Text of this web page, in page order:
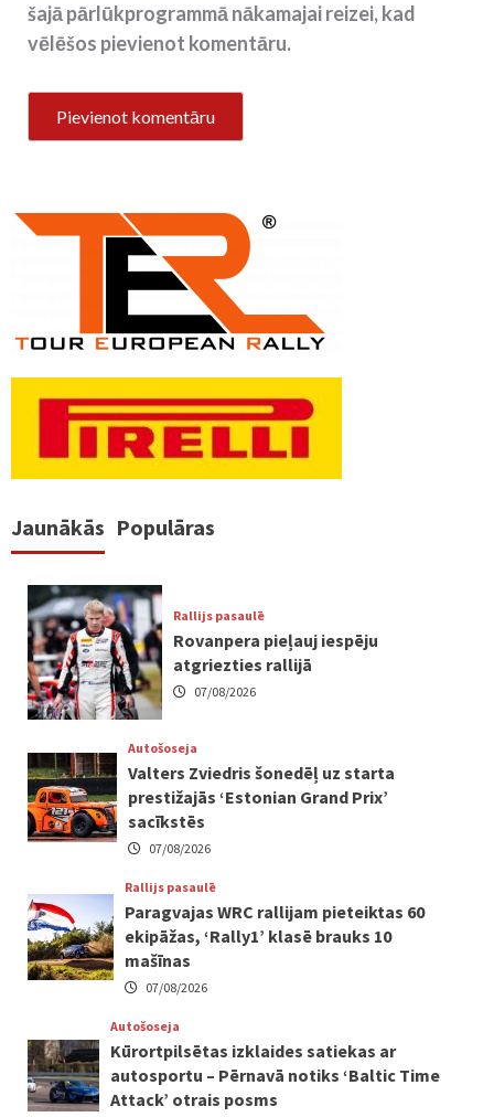
šajā pārlūkprogrammā nākamajai reizei, kad
vēlēšos pievienot komentāru.
Jaunākās Populāras
Rallijs pasaulē
Rovanpera pieļauj iespēju
atgriezties rallijā
07/08/2026
Autošoseja
Valters Zviedris šonedēļ uz starta
prestižajās ‘Estonian Grand Prix’
sacīkstēs
07/08/2026
Rallijs pasaulē
Paragvajas WRC rallijam pieteiktas 60
ekipāžas, ‘Rally1’ klasē brauks 10
mašīnas
07/08/2026
Autošoseja
Kūrortpilsētas izklaides satiekas ar
autosportu – Pērnavā notiks ‘Baltic Time
Attack’ otrais posms